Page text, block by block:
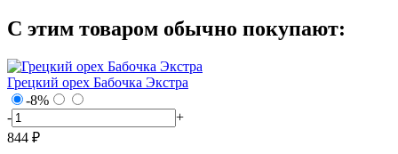
С этим товаром обычно покупают:
Грецкий орех Бабочка Экстра
-8%
-
+
844 ₽